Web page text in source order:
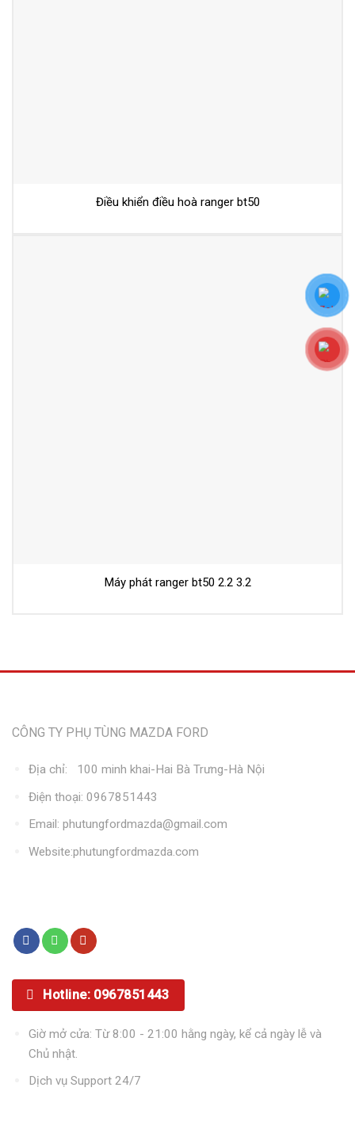
Điều khiển điều hoà ranger bt50
Máy phát ranger bt50 2.2 3.2
CÔNG TY PHỤ TÙNG MAZDA FORD
Địa chỉ: 100 minh khai-Hai Bà Trưng-Hà Nội
Điện thoại: 0967851443
Email: phutungfordmazda@gmail.com
Website:phutungfordmazda.com
Hotline: 0967851443
Giờ mở cửa: Từ 8:00 - 21:00 hằng ngày, kể cả ngày lễ và
Chủ nhật.
Dịch vụ Support 24/7